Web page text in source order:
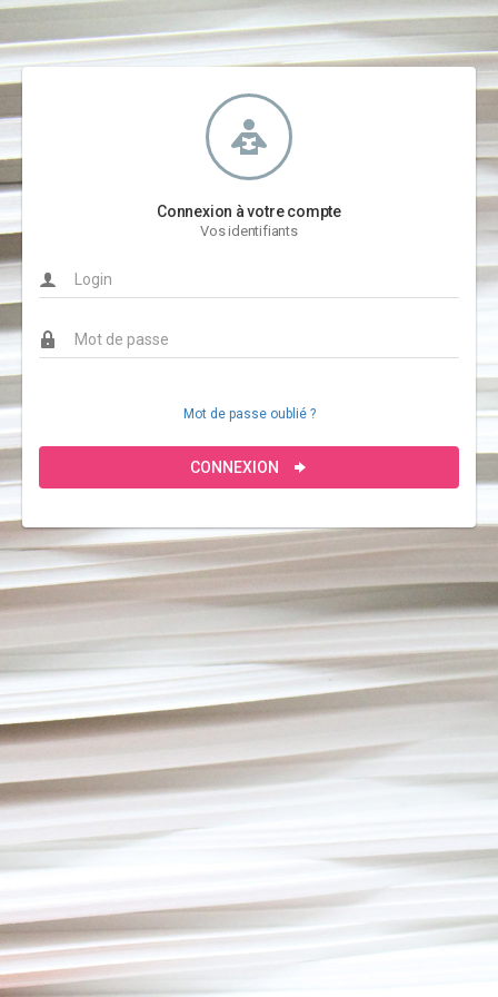
Connexion à votre compte
Vos identifiants
Mot de passe oublié ?
CONNEXION